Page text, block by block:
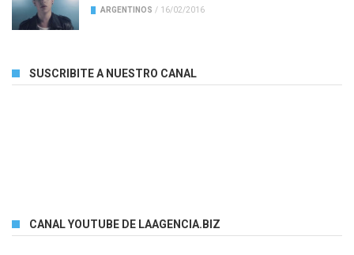
ARGENTINOS / 16/02/2016
SUSCRIBITE A NUESTRO CANAL
CANAL YOUTUBE DE LAAGENCIA.BIZ